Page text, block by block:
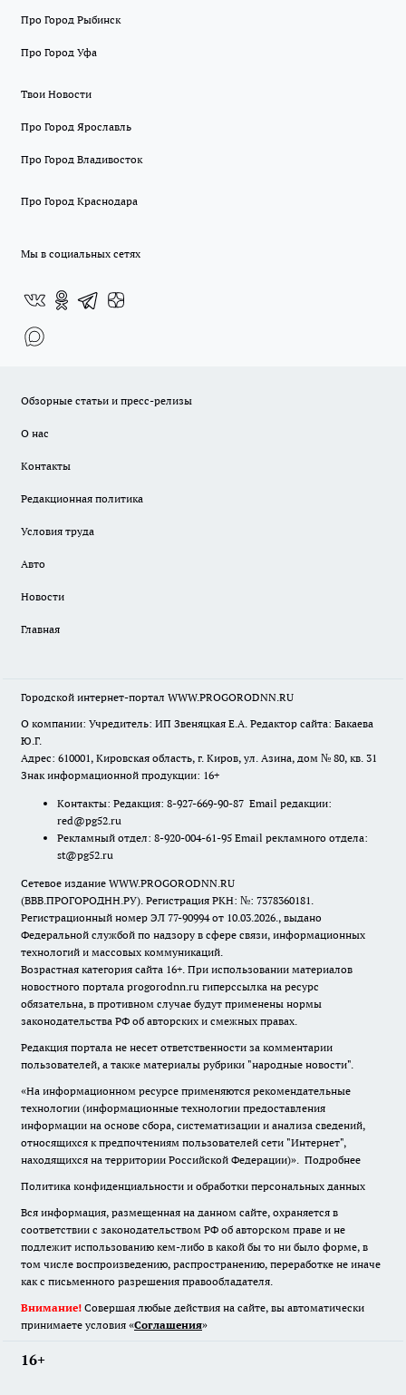
Про Город Рыбинск
Про Город Уфа
Твои Новости
Про Город Ярославль
Про Город Владивосток
Про Город Краснодара
Мы в социальных сетях
Обзорные статьи и пресс-релизы
О нас
Контакты
Редакционная политика
Условия труда
Авто
Новости
Главная
Городской интернет-портал WWW.PROGORODNN.RU
О компании: Учредитель: ИП Звеняцкая Е.А. Редактор сайта: Бакаева
Ю.Г.
Адрес: 610001, Кировская область, г. Киров, ул. Азина, дом № 80, кв. 31
Знак информационной продукции: 16+
Контакты: Редакция: 8-927-669-90-87 Email редакции:
red@pg52.ru
Рекламный отдел: 8-920-004-61-95 Email рекламного отдела:
st@pg52.ru
Сетевое издание WWW.PROGORODNN.RU
(ВВВ.ПРОГОРОДНН.РУ). Регистрация РКН: №: 7378360181.
Регистрационный номер ЭЛ 77-90994 от 10.03.2026., выдано
Федеральной службой по надзору в сфере связи, информационных
технологий и массовых коммуникаций.
Возрастная категория сайта 16+. При использовании материалов
новостного портала progorodnn.ru гиперссылка на ресурс
обязательна, в противном случае будут применены нормы
законодательства РФ об авторских и смежных правах.
Редакция портала не несет ответственности за комментарии
пользователей, а также материалы рубрики "народные новости".
«На информационном ресурсе применяются рекомендательные
технологии (информационные технологии предоставления
информации на основе сбора, систематизации и анализа сведений,
относящихся к предпочтениям пользователей сети "Интернет",
находящихся на территории Российской Федерации)». Подробнее
Политика конфиденциальности и обработки персональных данных
Вся информация, размещенная на данном сайте, охраняется в
соответствии с законодательством РФ об авторском праве и не
подлежит использованию кем-либо в какой бы то ни было форме, в
том числе воспроизведению, распространению, переработке не иначе
как с письменного разрешения правообладателя.
Внимание! Совершая любые действия на сайте, вы автоматически
принимаете условия «Cоглашения»
16+